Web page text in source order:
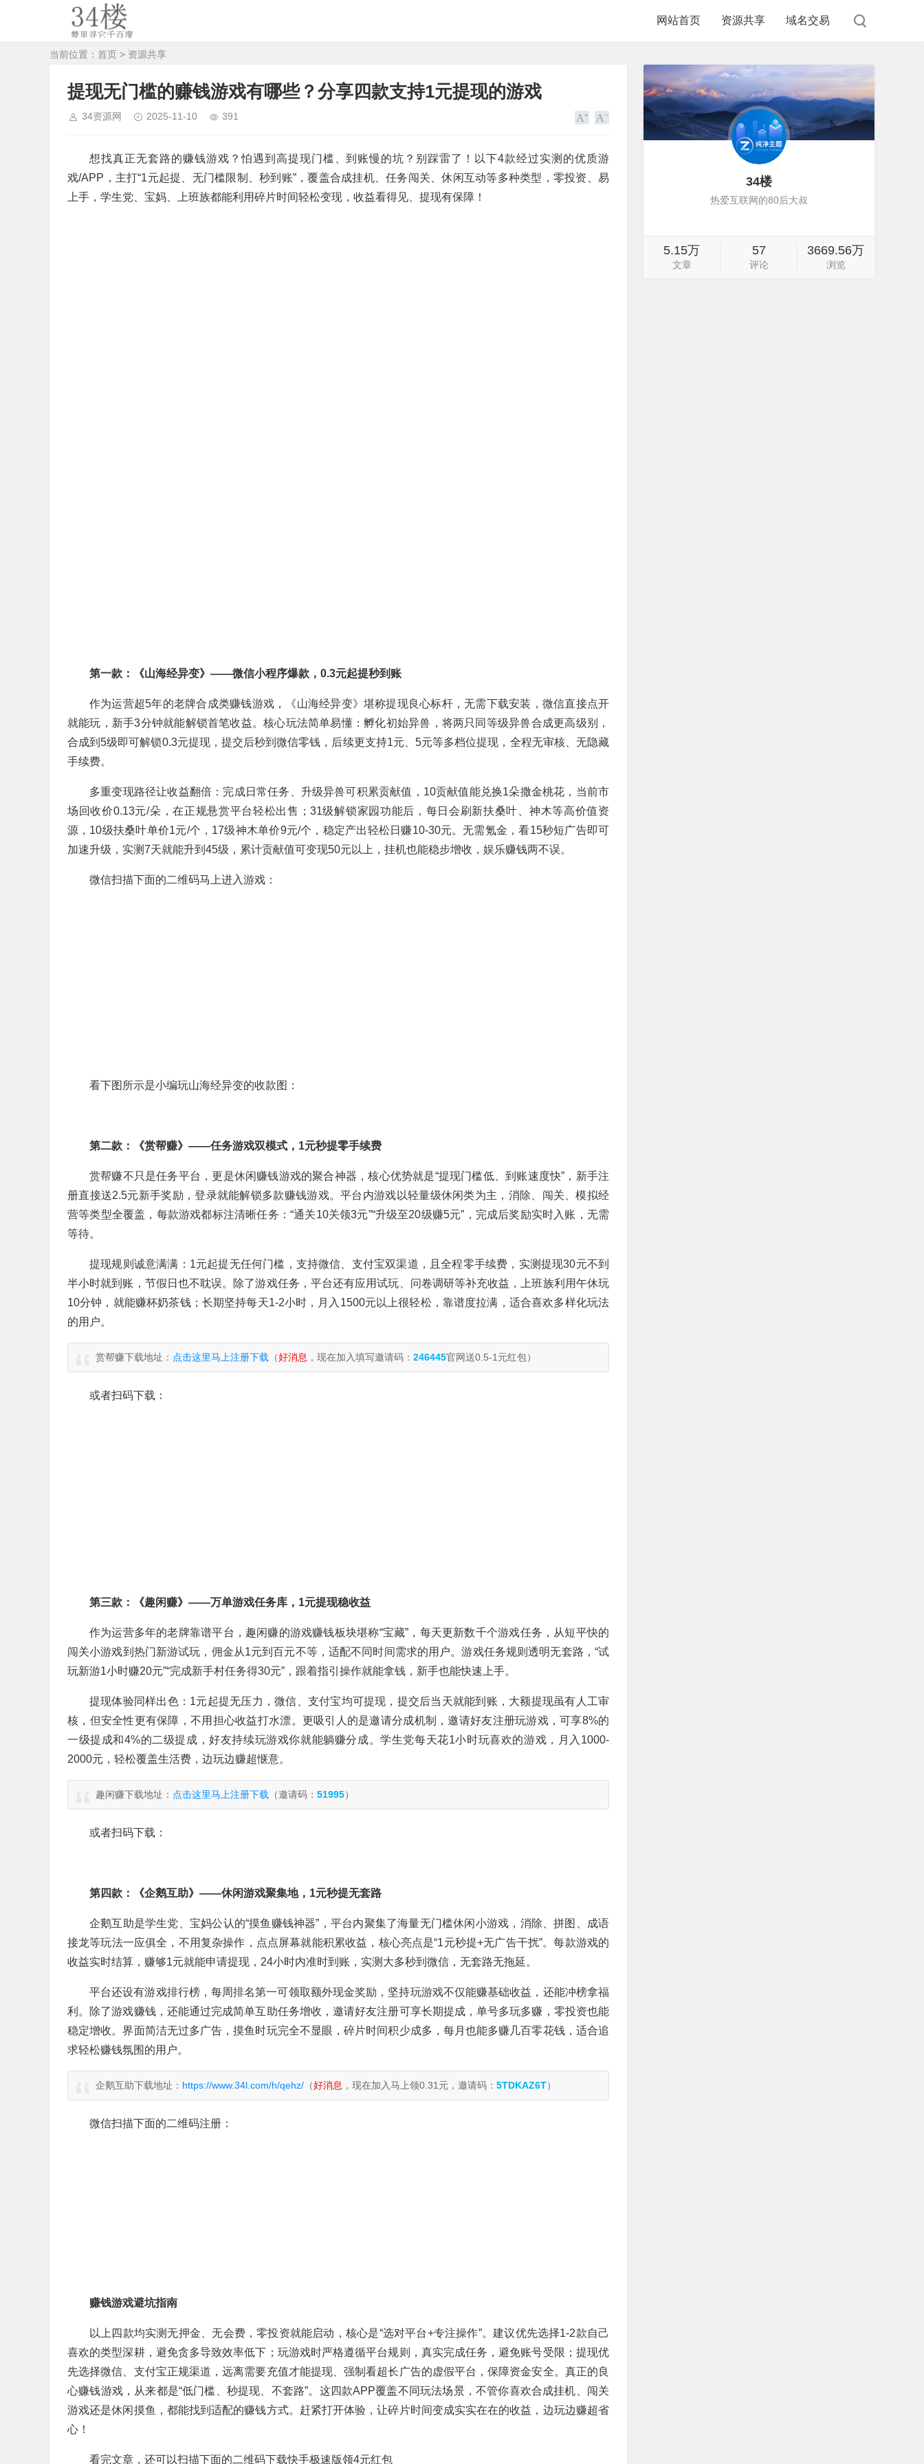
网站首页 资源共享 域名交易
当前位置： 首页 > 资源共享
提现无门槛的赚钱游戏有哪些？分享四款支持1元提现的游戏
34资源网 2025-11-10 391
想找真正无套路的赚钱游戏？怕遇到高提现门槛、到账慢的坑？别踩雷了！以下4款经过实测的优质游
戏/APP，主打“1元起提、无门槛限制、秒到账”，覆盖合成挂机、任务闯关、休闲互动等多种类型，零投资、易
上手，学生党、宝妈、上班族都能利用碎片时间轻松变现，收益看得见、提现有保障！
第一款：《山海经异变》——微信小程序爆款，0.3元起提秒到账
作为运营超5年的老牌合成类赚钱游戏，《山海经异变》堪称提现良心标杆，无需下载安装，微信直接点开
就能玩，新手3分钟就能解锁首笔收益。核心玩法简单易懂：孵化初始异兽，将两只同等级异兽合成更高级别，
合成到5级即可解锁0.3元提现，提交后秒到微信零钱，后续更支持1元、5元等多档位提现，全程无审核、无隐藏
手续费。
多重变现路径让收益翻倍：完成日常任务、升级异兽可积累贡献值，10贡献值能兑换1朵撒金桃花，当前市
场回收价0.13元/朵，在正规悬赏平台轻松出售；31级解锁家园功能后，每日会刷新扶桑叶、神木等高价值资
源，10级扶桑叶单价1元/个，17级神木单价9元/个，稳定产出轻松日赚10-30元。无需氪金，看15秒短广告即可
加速升级，实测7天就能升到45级，累计贡献值可变现50元以上，挂机也能稳步增收，娱乐赚钱两不误。
微信扫描下面的二维码马上进入游戏：
看下图所示是小编玩山海经异变的收款图：
第二款：《赏帮赚》——任务游戏双模式，1元秒提零手续费
赏帮赚不只是任务平台，更是休闲赚钱游戏的聚合神器，核心优势就是“提现门槛低、到账速度快”，新手注
册直接送2.5元新手奖励，登录就能解锁多款赚钱游戏。平台内游戏以轻量级休闲类为主，消除、闯关、模拟经
营等类型全覆盖，每款游戏都标注清晰任务：“通关10关领3元”“升级至20级赚5元”，完成后奖励实时入账，无需
等待。
提现规则诚意满满：1元起提无任何门槛，支持微信、支付宝双渠道，且全程零手续费，实测提现30元不到
半小时就到账，节假日也不耽误。除了游戏任务，平台还有应用试玩、问卷调研等补充收益，上班族利用午休玩
10分钟，就能赚杯奶茶钱；长期坚持每天1-2小时，月入1500元以上很轻松，靠谱度拉满，适合喜欢多样化玩法
的用户。
赏帮赚下载地址： 点击这里马上注册下载 （好消息 ，现在加入填写邀请码： 246445官网送0.5-1元红包）
或者扫码下载：
第三款：《趣闲赚》——万单游戏任务库，1元提现稳收益
作为运营多年的老牌靠谱平台，趣闲赚的游戏赚钱板块堪称“宝藏”，每天更新数千个游戏任务，从短平快的
闯关小游戏到热门新游试玩，佣金从1元到百元不等，适配不同时间需求的用户。游戏任务规则透明无套路，“试
玩新游1小时赚20元”“完成新手村任务得30元”，跟着指引操作就能拿钱，新手也能快速上手。
提现体验同样出色：1元起提无压力，微信、支付宝均可提现，提交后当天就能到账，大额提现虽有人工审
核，但安全性更有保障，不用担心收益打水漂。更吸引人的是邀请分成机制，邀请好友注册玩游戏，可享8%的
一级提成和4%的二级提成，好友持续玩游戏你就能躺赚分成。学生党每天花1小时玩喜欢的游戏，月入1000-
2000元，轻松覆盖生活费，边玩边赚超惬意。
趣闲赚下载地址： 点击这里马上注册下载 （邀请码： 51995）
或者扫码下载：
第四款：《企鹅互助》——休闲游戏聚集地，1元秒提无套路
企鹅互助是学生党、宝妈公认的“摸鱼赚钱神器”，平台内聚集了海量无门槛休闲小游戏，消除、拼图、成语
接龙等玩法一应俱全，不用复杂操作，点点屏幕就能积累收益，核心亮点是“1元秒提+无广告干扰”。每款游戏的
收益实时结算，赚够1元就能申请提现，24小时内准时到账，实测大多秒到微信，无套路无拖延。
平台还设有游戏排行榜，每周排名第一可领取额外现金奖励，坚持玩游戏不仅能赚基础收益，还能冲榜拿福
利。除了游戏赚钱，还能通过完成简单互助任务增收，邀请好友注册可享长期提成，单号多玩多赚，零投资也能
稳定增收。界面简洁无过多广告，摸鱼时玩完全不显眼，碎片时间积少成多，每月也能多赚几百零花钱，适合追
求轻松赚钱氛围的用户。
企鹅互助下载地址： https://www.34l.com/h/qehz/ （好消息 ，现在加入马上领0.31元，邀请码： 5TDKAZ6T）
微信扫描下面的二维码注册：
赚钱游戏避坑指南
以上四款均实测无押金、无会费，零投资就能启动，核心是“选对平台+专注操作”。建议优先选择1-2款自己
喜欢的类型深耕，避免贪多导致效率低下；玩游戏时严格遵循平台规则，真实完成任务，避免账号受限；提现优
先选择微信、支付宝正规渠道，远离需要充值才能提现、强制看超长广告的虚假平台，保障资金安全。真正的良
心赚钱游戏，从来都是“低门槛、秒提现、不套路”。这四款APP覆盖不同玩法场景，不管你喜欢合成挂机、闯关
游戏还是休闲摸鱼，都能找到适配的赚钱方式。赶紧打开体验，让碎片时间变成实实在在的收益，边玩边赚超省
心！
看完文章，还可以扫描下面的二维码下载快手极速版领4元红包
34楼
热爱互联网的80后大叔
5.15万
文章
57
评论
3669.56万
浏览